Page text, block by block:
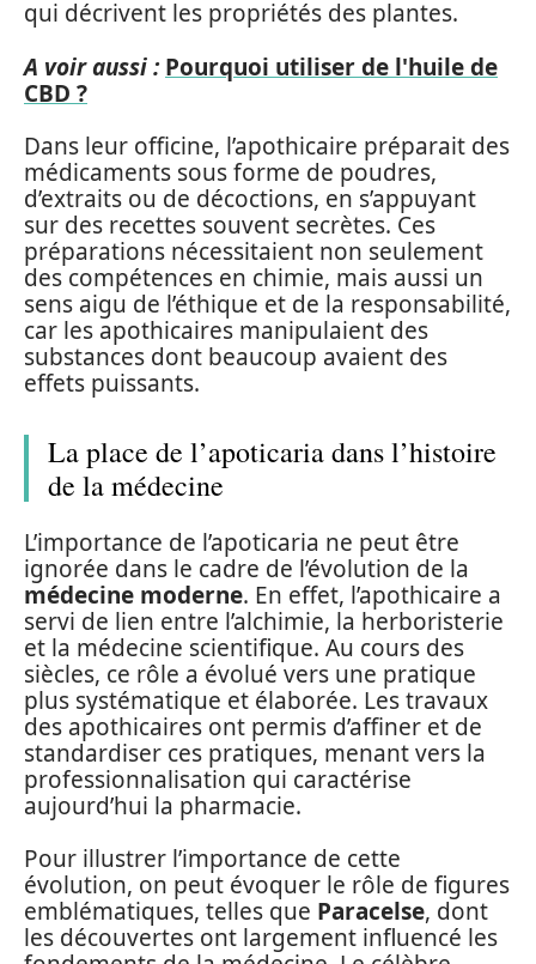
qui décrivent les propriétés des plantes.
A voir aussi : Pourquoi utiliser de l'huile de
CBD ?
Dans leur officine, l’apothicaire préparait des
médicaments sous forme de poudres,
d’extraits ou de décoctions, en s’appuyant
sur des recettes souvent secrètes. Ces
préparations nécessitaient non seulement
des compétences en chimie, mais aussi un
sens aigu de l’éthique et de la responsabilité,
car les apothicaires manipulaient des
substances dont beaucoup avaient des
effets puissants.
La place de l’apoticaria dans l’histoire
de la médecine
L’importance de l’apoticaria ne peut être
ignorée dans le cadre de l’évolution de la
médecine moderne. En effet, l’apothicaire a
servi de lien entre l’alchimie, la herboristerie
et la médecine scientifique. Au cours des
siècles, ce rôle a évolué vers une pratique
plus systématique et élaborée. Les travaux
des apothicaires ont permis d’affiner et de
standardiser ces pratiques, menant vers la
professionnalisation qui caractérise
aujourd’hui la pharmacie.
Pour illustrer l’importance de cette
évolution, on peut évoquer le rôle de figures
emblématiques, telles que Paracelse, dont
les découvertes ont largement influencé les